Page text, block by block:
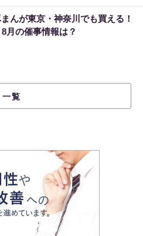
んが東京・神奈川でも買える！
月の催事情報は？
一覧